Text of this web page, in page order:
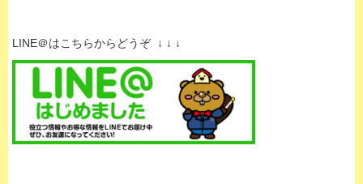
LINE＠はこちらからどうぞ ↓ ↓ ↓